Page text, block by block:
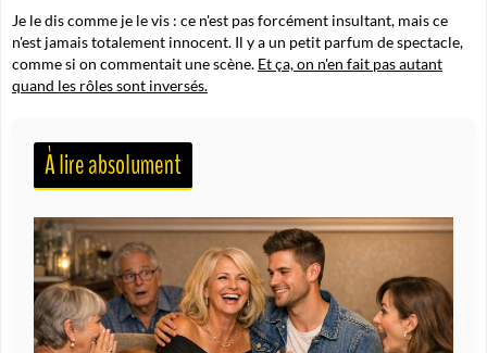
Je le dis comme je le vis : ce n'est pas forcément insultant, mais ce
n'est jamais totalement innocent. Il y a un petit parfum de spectacle,
comme si on commentait une scène. Et ça, on n'en fait pas autant
quand les rôles sont inversés.
À lire absolument